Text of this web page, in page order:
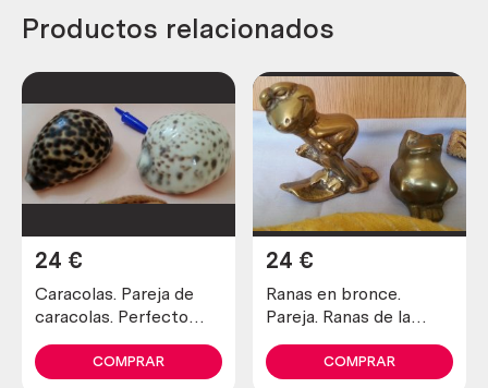
Productos relacionados
Caracolas. Pareja de
caracolas. Perfecto
24 €
COMPRAR
Ranas en bronce.
Pareja. Ranas de la
in bronze. Couple
24 €
COMPRAR